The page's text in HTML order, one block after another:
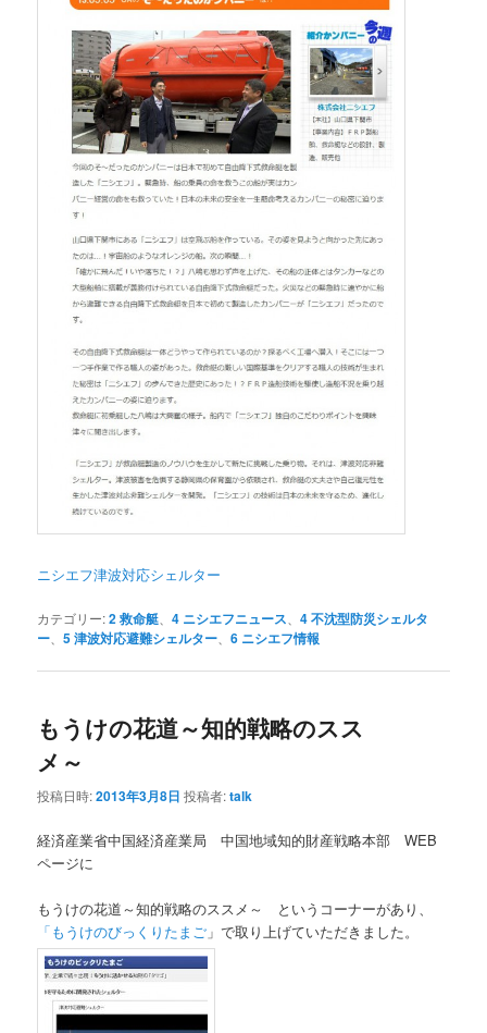
ニシエフ津波対応シェルター
カテゴリー:2 救命艇 、4 ニシエフニュース 、4 不沈型防災シェルタ
ー 、5 津波対応避難シェルター 、6 ニシエフ情報
もうけの花道～知的戦略のスス
メ～
投稿日時:2013年3月8日 投稿者:talk
経済産業省中国経済産業局 中国地域知的財産戦略本部 WEB
ページに
もうけの花道～知的戦略のススメ～ というコーナーがあり、
「もうけのびっくりたまご 」で取り上げていただきました。